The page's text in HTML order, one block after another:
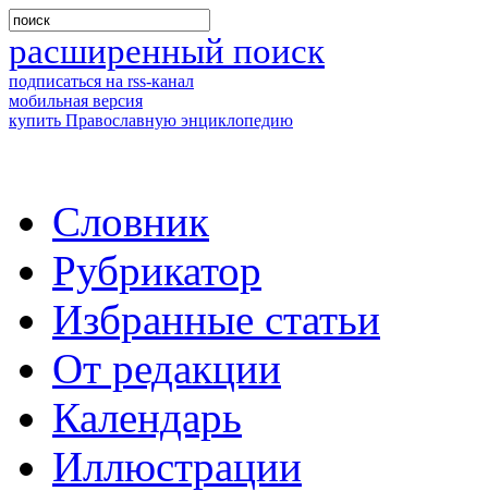
расширенный поиск
подписаться на rss-канал
мобильная версия
купить Православную энциклопедию
Словник
Рубрикатор
Избранные статьи
От редакции
Календарь
Иллюстрации